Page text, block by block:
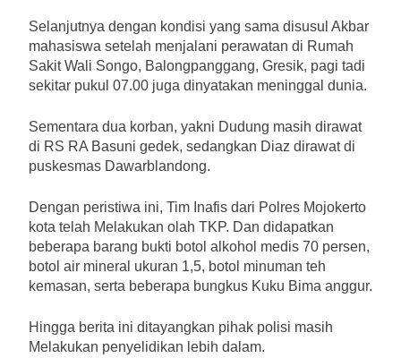
Selanjutnya dengan kondisi yang sama disusul Akbar
mahasiswa setelah menjalani perawatan di Rumah
Sakit Wali Songo, Balongpanggang, Gresik, pagi tadi
sekitar pukul 07.00 juga dinyatakan meninggal dunia.
Sementara dua korban, yakni Dudung masih dirawat
di RS RA Basuni gedek, sedangkan Diaz dirawat di
puskesmas Dawarblandong.
Dengan peristiwa ini, Tim Inafis dari Polres Mojokerto
kota telah Melakukan olah TKP. Dan didapatkan
beberapa barang bukti botol alkohol medis 70 persen,
botol air mineral ukuran 1,5, botol minuman teh
kemasan, serta beberapa bungkus Kuku Bima anggur.
Hingga berita ini ditayangkan pihak polisi masih
Melakukan penyelidikan lebih dalam.